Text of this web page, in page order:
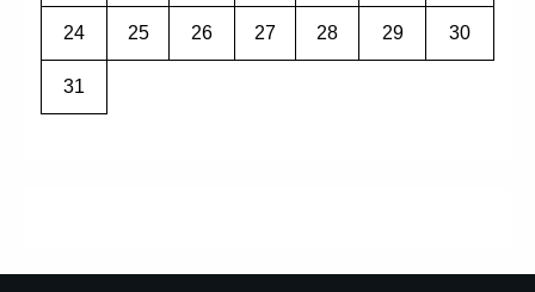
24 25 26 27 28 29 30
31